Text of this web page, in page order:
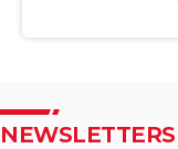
NEWSLETTERS